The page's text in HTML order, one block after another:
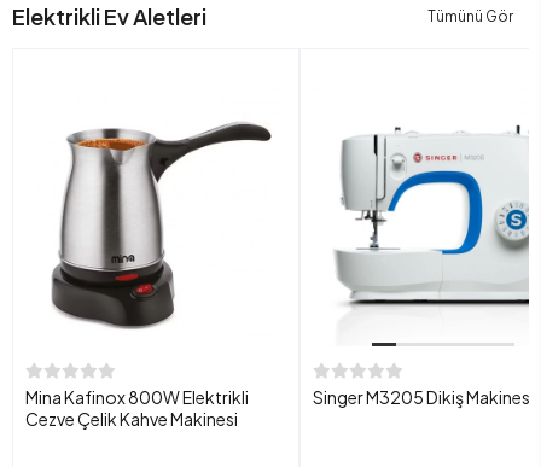
Elektrikli Ev Aletleri Tümünü Gör
Mina Kafinox 800W Elektrikli
Cezve Çelik Kahve Makinesi
Singer M3205 Dikiş Makinesi